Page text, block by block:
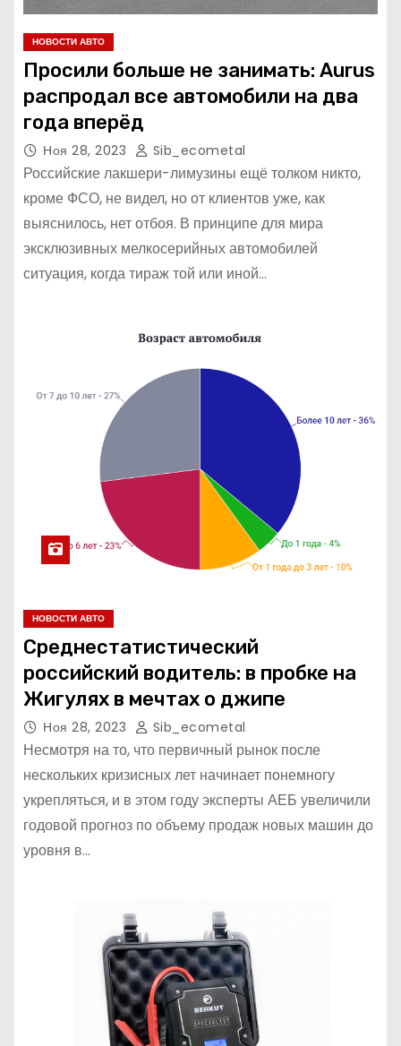
НОВОСТИ АВТО
Просили больше не занимать: Aurus
распродал все автомобили на два
года вперёд
Ноя 28, 2023 Sib_ecometal
Российские лакшери-лимузины ещё толком никто,
кроме ФСО, не видел, но от клиентов уже, как
выяснилось, нет отбоя. В принципе для мира
эксклюзивных мелкосерийных автомобилей
ситуация, когда тираж той или иной…
НОВОСТИ АВТО
Среднестатистический
российский водитель: в пробке на
Жигулях в мечтах о джипе
Ноя 28, 2023 Sib_ecometal
Несмотря на то, что первичный рынок после
нескольких кризисных лет начинает понемногу
укрепляться, и в этом году эксперты АЕБ увеличили
годовой прогноз по объему продаж новых машин до
уровня в…